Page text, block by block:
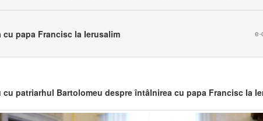
papa Francisc la Ierusalim e-
cu patriarhul Bartolomeu despre întâlnirea cu papa Francisc la